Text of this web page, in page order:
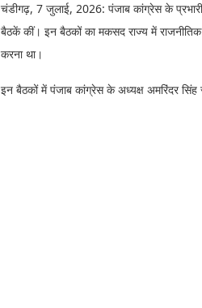
चंडीगढ़, 7 जुलाई, 2026: पंजाब कांग्रेस के
बैठकें कीं। इन बैठकों का मकसद राज्य में राजनीतिक
करना था।
इन बैठकों में पंजाब कांग्रेस के अध्यक्ष अमरिंदर सिंह